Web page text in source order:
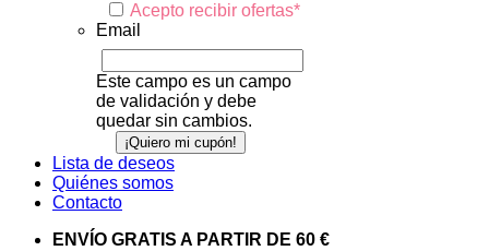
Acepto recibir ofertas*
Email
Este campo es un campo
de validación y debe
quedar sin cambios.
Lista de deseos
Quiénes somos
Contacto
ENVÍO GRATIS A PARTIR DE 60 €